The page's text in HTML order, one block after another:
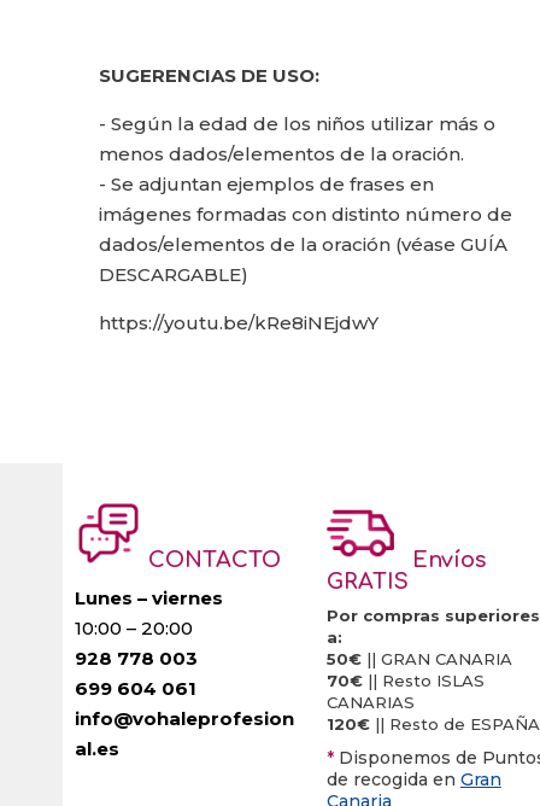
SUGERENCIAS DE USO:
- Según la edad de los niños utilizar más o
menos dados/elementos de la oración.
- Se adjuntan ejemplos de frases en
imágenes formadas con distinto número de
dados/elementos de la oración (véase GUÍA
DESCARGABLE)
https://youtu.be/kRe8iNEjdwY
CONTACTO
Lunes – viernes
10:00 – 20:00
928 778 003
699 604 061
info@vohaleprofesion
al.es
Envíos
GRATIS
Por compras superiores
a:
50€|| GRAN CANARIA
70€|| Resto ISLAS
CANARIAS
120€|| Resto de ESPAÑA
* Disponemos de
de recogida en Gran
Canaria